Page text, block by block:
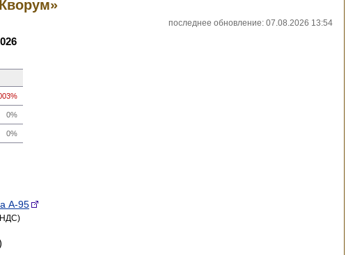
последнее обновление: 07.08.2026 13:54
0%
0%
А-95
НДС)